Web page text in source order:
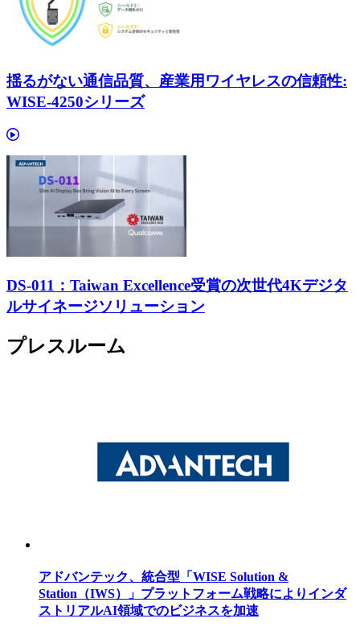
揺るがない通信品質、産業用ワイヤレスの信頼性:
WISE-4250シリーズ
DS-011：Taiwan Excellence受賞の次世代4Kデジタ
ルサイネージソリューション
プレスルーム
アドバンテック、統合型「WISE Solution &
Station（IWS）」プラットフォーム戦略によりインダ
ストリアルAI領域でのビジネスを加速